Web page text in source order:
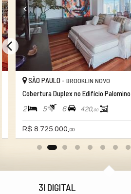
Quadra Esportiva
Espaço Gourmet
Espaço Fitness
Portaria 24h
Portão Eletrônico
Playground
Brinquedoteca
Bicicletário
Elevador
Pìscina Térmica
SÃO PAULO - BROOKLIN NOVO
Cobertura Duplex no Edifício Palomino
2 5 6 420,00
R$ 8.725.000, 00
3I DIGITAL